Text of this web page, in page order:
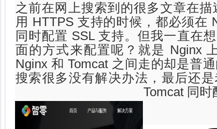
之前在网上搜索到的很多文章在描
用 HTTPS 支持的时候，都必须在
同时配置 SSL 支持。但我一直在
面的方式来配置呢？就是 Nginx
Nginx 和 Tomcat 之间走的却是普
搜索很多没有解决办法，最后还
Tomcat 同时